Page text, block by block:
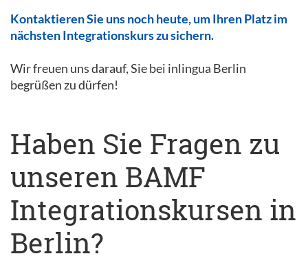
Kontaktieren Sie uns noch heute, um Ihren Platz im
nächsten Integrationskurs zu sichern.
Wir freuen uns darauf, Sie bei inlingua Berlin
begrüßen zu dürfen!
Haben Sie Fragen zu
unseren BAMF
Integrationskursen in
Berlin?